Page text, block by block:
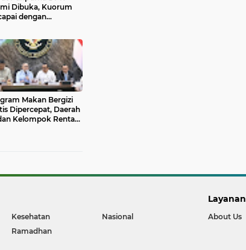
Dibuka, Kuorum
dengan
Makan Bergizi
Dipercepat, Daerah
Kelompok Rentan
Kesehatan
Nasional
Ramadhan
Layanan
About Us